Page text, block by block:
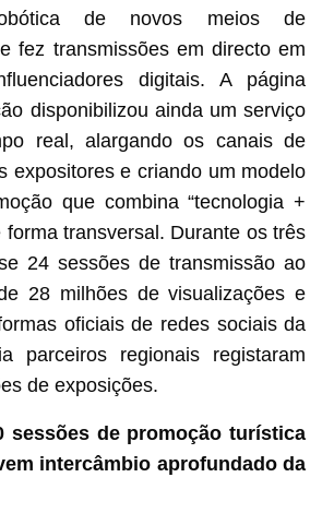
de novos meios de
fez transmissões em directo em
digitais. A página
disponibilizou ainda um serviço
real, alargando os canais de
expositores e criando um modelo
que combina “tecnologia +
forma transversal. Durante os três
24 sessões de transmissão ao
28 milhões de visualizações e
oficiais de redes sociais da
parceiros regionais registaram
de exposições.
sessões de promoção turística
intercâmbio aprofundado da